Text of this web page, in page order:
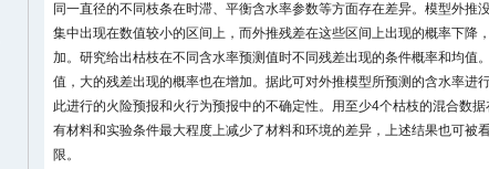
同一直径的不同枝条在时滞、平衡含水率参数等方面存在差异。模型外
集中出现在数值较小的区间上，而外推残差在这些区间上出现的概率下降
加。研究给出枯枝在不同含水率预测值时不同残差出现的条件概率和均值
值，大的残差出现的概率也在增加。据此可对外推模型所预测的含水率进
此进行的火险预报和火行为预报中的不确定性。用至少4个枯枝的混合数
有材料和实验条件最大程度上减少了材料和环境的差异，上述结果也可被
限。